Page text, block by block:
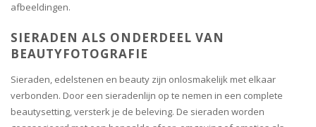
afbeeldingen.
SIERADEN ALS ONDERDEEL VAN
BEAUTYFOTOGRAFIE
Sieraden, edelstenen en beauty zijn onlosmakelijk met elkaar
verbonden. Door een sieradenlijn op te nemen in een complete
beautysetting, versterk je de beleving. De sieraden worden